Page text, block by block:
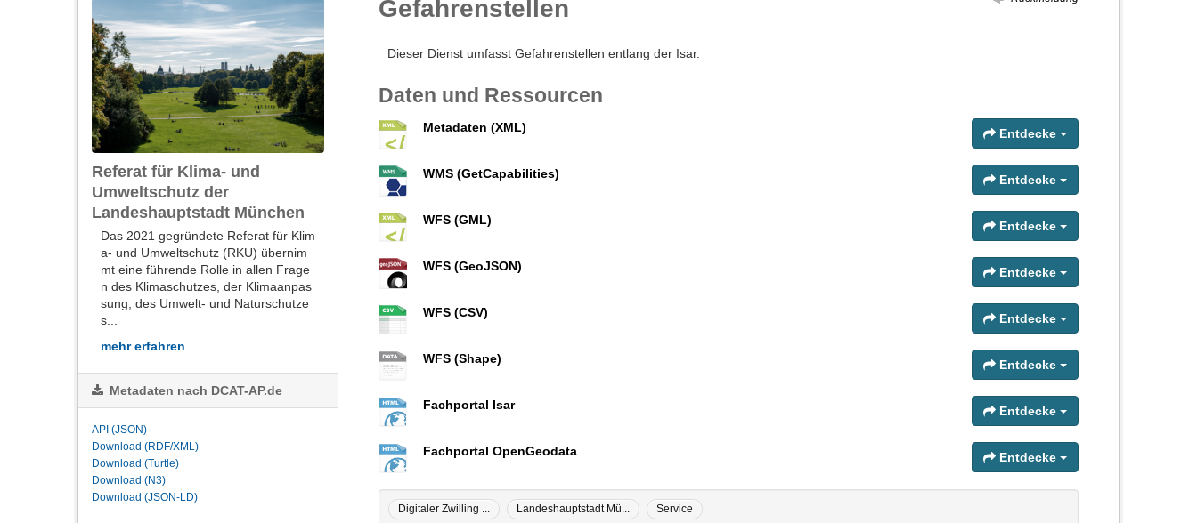
Referat für Klima- und
Umweltschutz der
Landeshauptstadt München
Das 2021 gegründete Referat für Klim
a- und Umweltschutz (RKU) übernim
mt eine führende Rolle in allen Frage
n des Klimaschutzes, der Klimaanpas
sung, des Umwelt- und Naturschutze
s...
mehr erfahren
Metadaten nach DCAT-AP.de
API (JSON)
Download (RDF/XML)
Download (Turtle)
Download (N3)
Download (JSON-LD)
Gefahrenstellen
Dieser Dienst umfasst Gefahrenstellen entlang der Isar.
Daten und Ressourcen
Metadaten (XML) Entdecke
WMS (GetCapabilities) Entdecke
WFS (GML) Entdecke
WFS (GeoJSON) Entdecke
WFS (CSV) Entdecke
WFS (Shape) Entdecke
Fachportal Isar Entdecke
Fachportal OpenGeodata Entdecke
Digitaler Zwilling ... Landeshauptstadt Mü... Service